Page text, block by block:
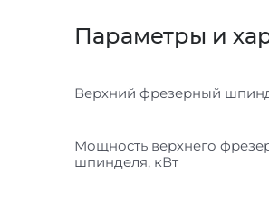
Параметры и
Верхний фрезерный
Мощность верхнего
шпинделя, кВт